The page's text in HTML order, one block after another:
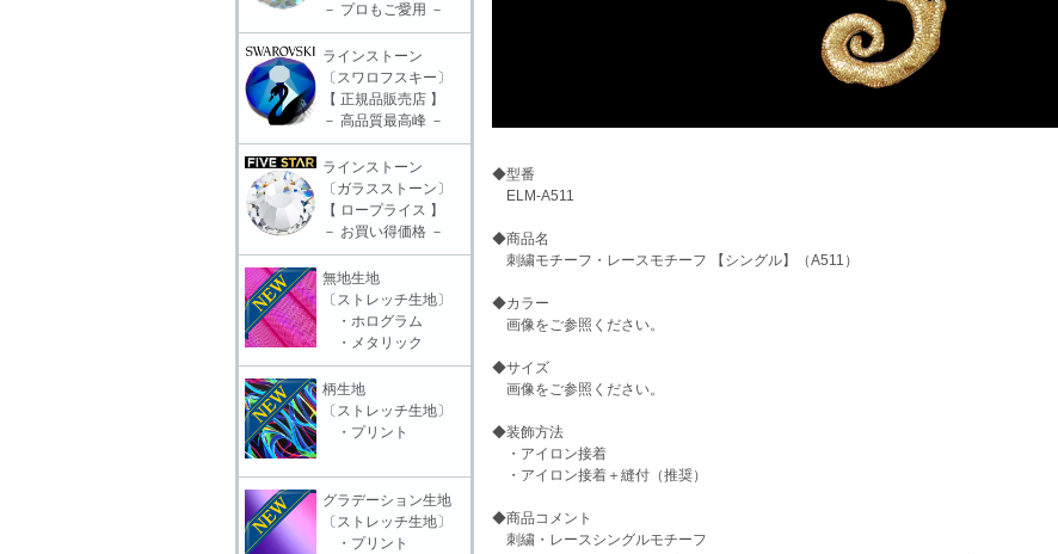
◆型番
ELM-A511
◆商品名
刺繍モチーフ・レースモチーフ 【シングル】（A511）
◆カラー
画像をご参照ください。
◆サイズ
画像をご参照ください。
◆装飾方法
・アイロン接着
・アイロン接着＋縫付（推奨）
◆商品コメント
刺繍・レースシングルモチーフ
－ プロもご愛用 －
ラインストーン
〔スワロフスキー〕
【 正規品販売店 】
－ 高品質最高峰 －
ラインストーン
〔ガラスストーン〕
【 ロープライス 】
－ お買い得価格 －
無地生地
〔ストレッチ生地〕
・ホログラム
・メタリック
柄生地
〔ストレッチ生地〕
・プリント
グラデーション生地
〔ストレッチ生地〕
・プリント